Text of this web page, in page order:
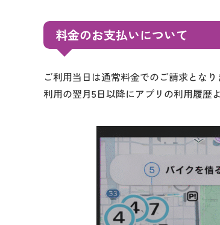
料金のお支払いについて
ご利用当日は通常料金でのご請求とな
利用の翌月5日以降にアプリの利用履歴